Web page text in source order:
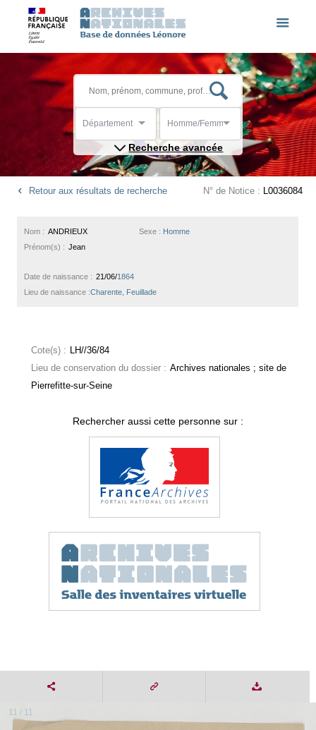
Département Homme/Femme
Recherche avancée
Retour aux résultats de recherche N° de Notice : L0036084
Sexe : Homme
Nom : ANDRIEUX
Prénom(s) : Jean
Date de naissance : 21/06/1864
Lieu de naissance :Charente, Feuillade
Cote(s) : LH//36/84
Lieu de conservation du dossier : Archives nationales ; site de
Pierrefitte-sur-Seine
Rechercher aussi cette personne sur :
11 / 11